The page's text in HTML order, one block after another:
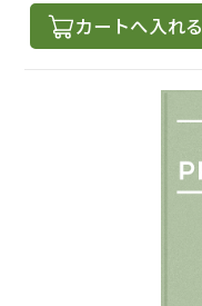
カートへ入れる